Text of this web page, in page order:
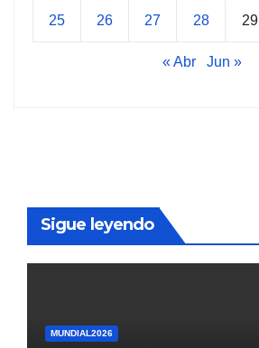
25 26 27 28 29
« Abr Jun »
Sigue leyendo
MUNDIAL2026